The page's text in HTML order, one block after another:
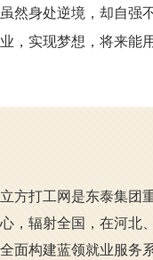
虽然身处逆境，却自强
业，实现梦想，将来能
立方打工网是东泰集团
心，辐射全国，在河北
全面构建蓝领就业服务系